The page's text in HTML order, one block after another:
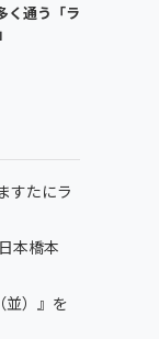
く通う「ラ
すたにラ
本橋本
並）』を